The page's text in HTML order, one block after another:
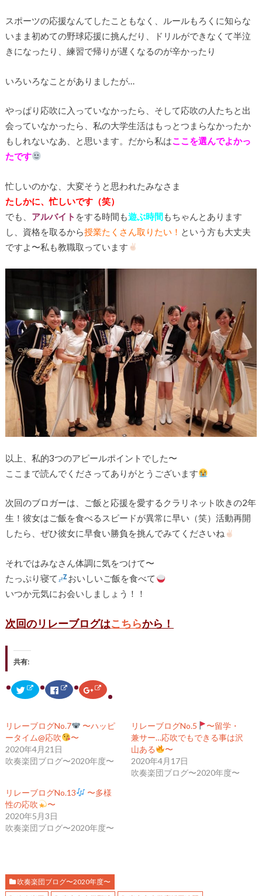
スポーツの応援なんてしたこともなく、ルールもろくに知らな
いまま初めての野球応援に挑んだり、ドリルができなくて半泣
きになったり、練習で帰りが遅くなるのが辛かったり
いろいろなことがありましたが…
やっぱり応吹に入っていなかったら、そして応吹の人たちと出
会っていなかったら、私の大学生活はもっとつまらなかったか
もしれないなあ、と思います。だから私はここを選んでよかっ
たです
忙しいのかな、大変そうと思われたみなさま
たしかに、忙しいです（笑）
でも、 アルバイト をする時間も遊ぶ時間もちゃんとあります
し、資格を取るから授業たくさん取りたい！ という方も大丈夫
ですよ〜私も教職取っています
以上、私的3つのアピールポイントでした〜
ここまで読んでくださってありがとうございます
次回のブロガーは、ご飯と応援を愛するクラリネット吹きの2年
生！彼女はご飯を食べるスピードが異常に早い（笑）活動再開
したら、ぜひ彼女に早食い勝負を挑んでみてくださいね
それではみなさん体調に気をつけて〜
たっぷり寝て
おいしいご飯を食べて
いつか元気にお会いしましょう！！
次回のリレーブログはこちらから！
共有:
ク
ッ
て
T
w
i
t
t
e
有
(
新
し
い
ウ
ィ
き
ま
す
F
c
o
o
k
で
共
有
す
ク
て
し
い
ウ
ク
ッ
て
G
l
e
有
ウ
ィ
き
ま
す
リレーブログNo.7
〜ハッピ
ータイム@応吹
〜
2020年4月21日
吹奏楽団ブログ〜2020年度〜
リレーブログNo.5
〜留学・
兼サー…応吹でもできる事は沢
山ある
〜
2020年4月17日
吹奏楽団ブログ〜2020年度〜
リレーブログNo.13
〜多様
性の応吹
〜
2020年5月3日
吹奏楽団ブログ〜2020年度〜
吹奏楽団ブログ〜2020年度〜